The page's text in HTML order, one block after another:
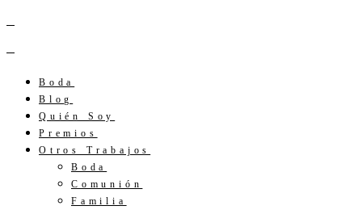
Boda
Blog
Quién Soy
Premios
Otros Trabajos
Boda
Comunión
Familia